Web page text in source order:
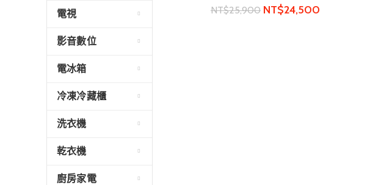
電視
影音數位
電冰箱
冷凍冷藏櫃
洗衣機
乾衣機
廚房家電
NT$25,900 NT$24,500